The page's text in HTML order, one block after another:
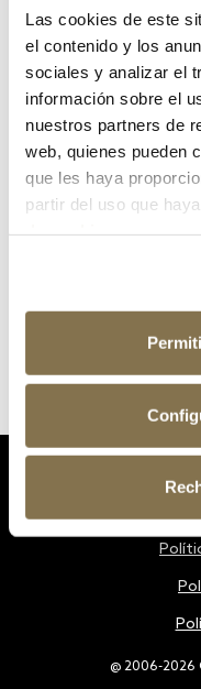
Las cookies de este
el contenido y los
sociales y analizar el
información sobre el
nuestros partners de
web, quienes pueden
que les haya
partir del uso que
¿Has olvidado tu
@ 2006-2026